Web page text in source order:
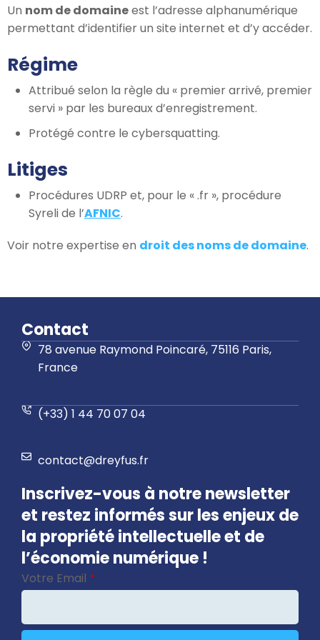
Un nom de domaineest l’adresse alphanumérique
permettant d’identifier un site internet et d’y accéder.
Régime
Attribué selon la règle du « premier arrivé, premier
servi » par les bureaux d’enregistrement.
Protégé contre le cybersquatting.
Litiges
Procédures UDRP et, pour le « .fr », procédure
Syreli de l’AFNIC.
Voir notre expertise en droit des noms de domaine.
Contact
78 avenue Raymond Poincaré, 75116 Paris,
France
(+33) 1 44 70 07 04
contact@dreyfus.fr
Inscrivez-vous à notre newsletter
et restez informés sur les enjeux de
la propriété intellectuelle et de
l’économie numérique !
Votre Email *